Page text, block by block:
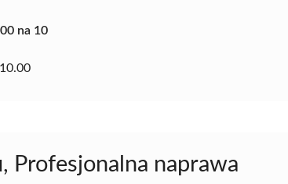
na 10
10.00
Profesjonalna naprawa